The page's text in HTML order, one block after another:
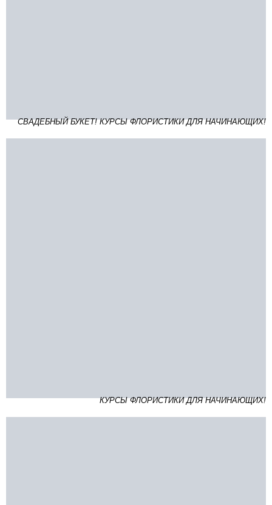
СВАДЕБНЫЙ БУКЕТ! КУРСЫ ФЛОРИСТИКИ ДЛЯ НАЧИНАЮЩИХ!
КУРСЫ ФЛОРИСТИКИ ДЛЯ НАЧИНАЮЩИХ!